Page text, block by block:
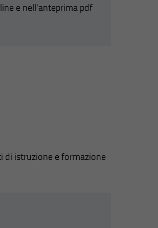
e nell'anteprima pdf
di istruzione e formazione